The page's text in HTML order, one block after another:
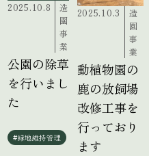
2025.10.8
造
園
事
業
公園の除草
を行いまし
た
#緑地維持管理
2025.10.3
造
園
事
業
動植物園の
鹿の放飼場
改修工事を
行っており
ます